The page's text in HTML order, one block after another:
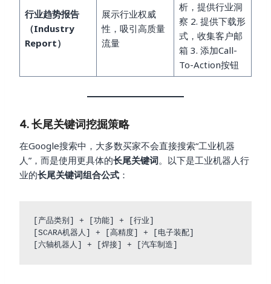
行业趋势报告
（Industry
Report）
展示行业权威
性，吸引高质量
流量
析，提供行业洞
察 2. 提供下载形
式，收集客户邮
箱 3. 添加Call-
To-Action按钮
4. 长尾关键词挖掘策略
在Google搜索中，大多数买家不会直接搜索“工业机器
人”，而是使用更具体的长尾关键词。以下是工业机器人行
业的长尾关键词组合公式 ：
[产品类别] + [功能] + [行业]
[SCARA机器人] + [高精度] + [电子装配]